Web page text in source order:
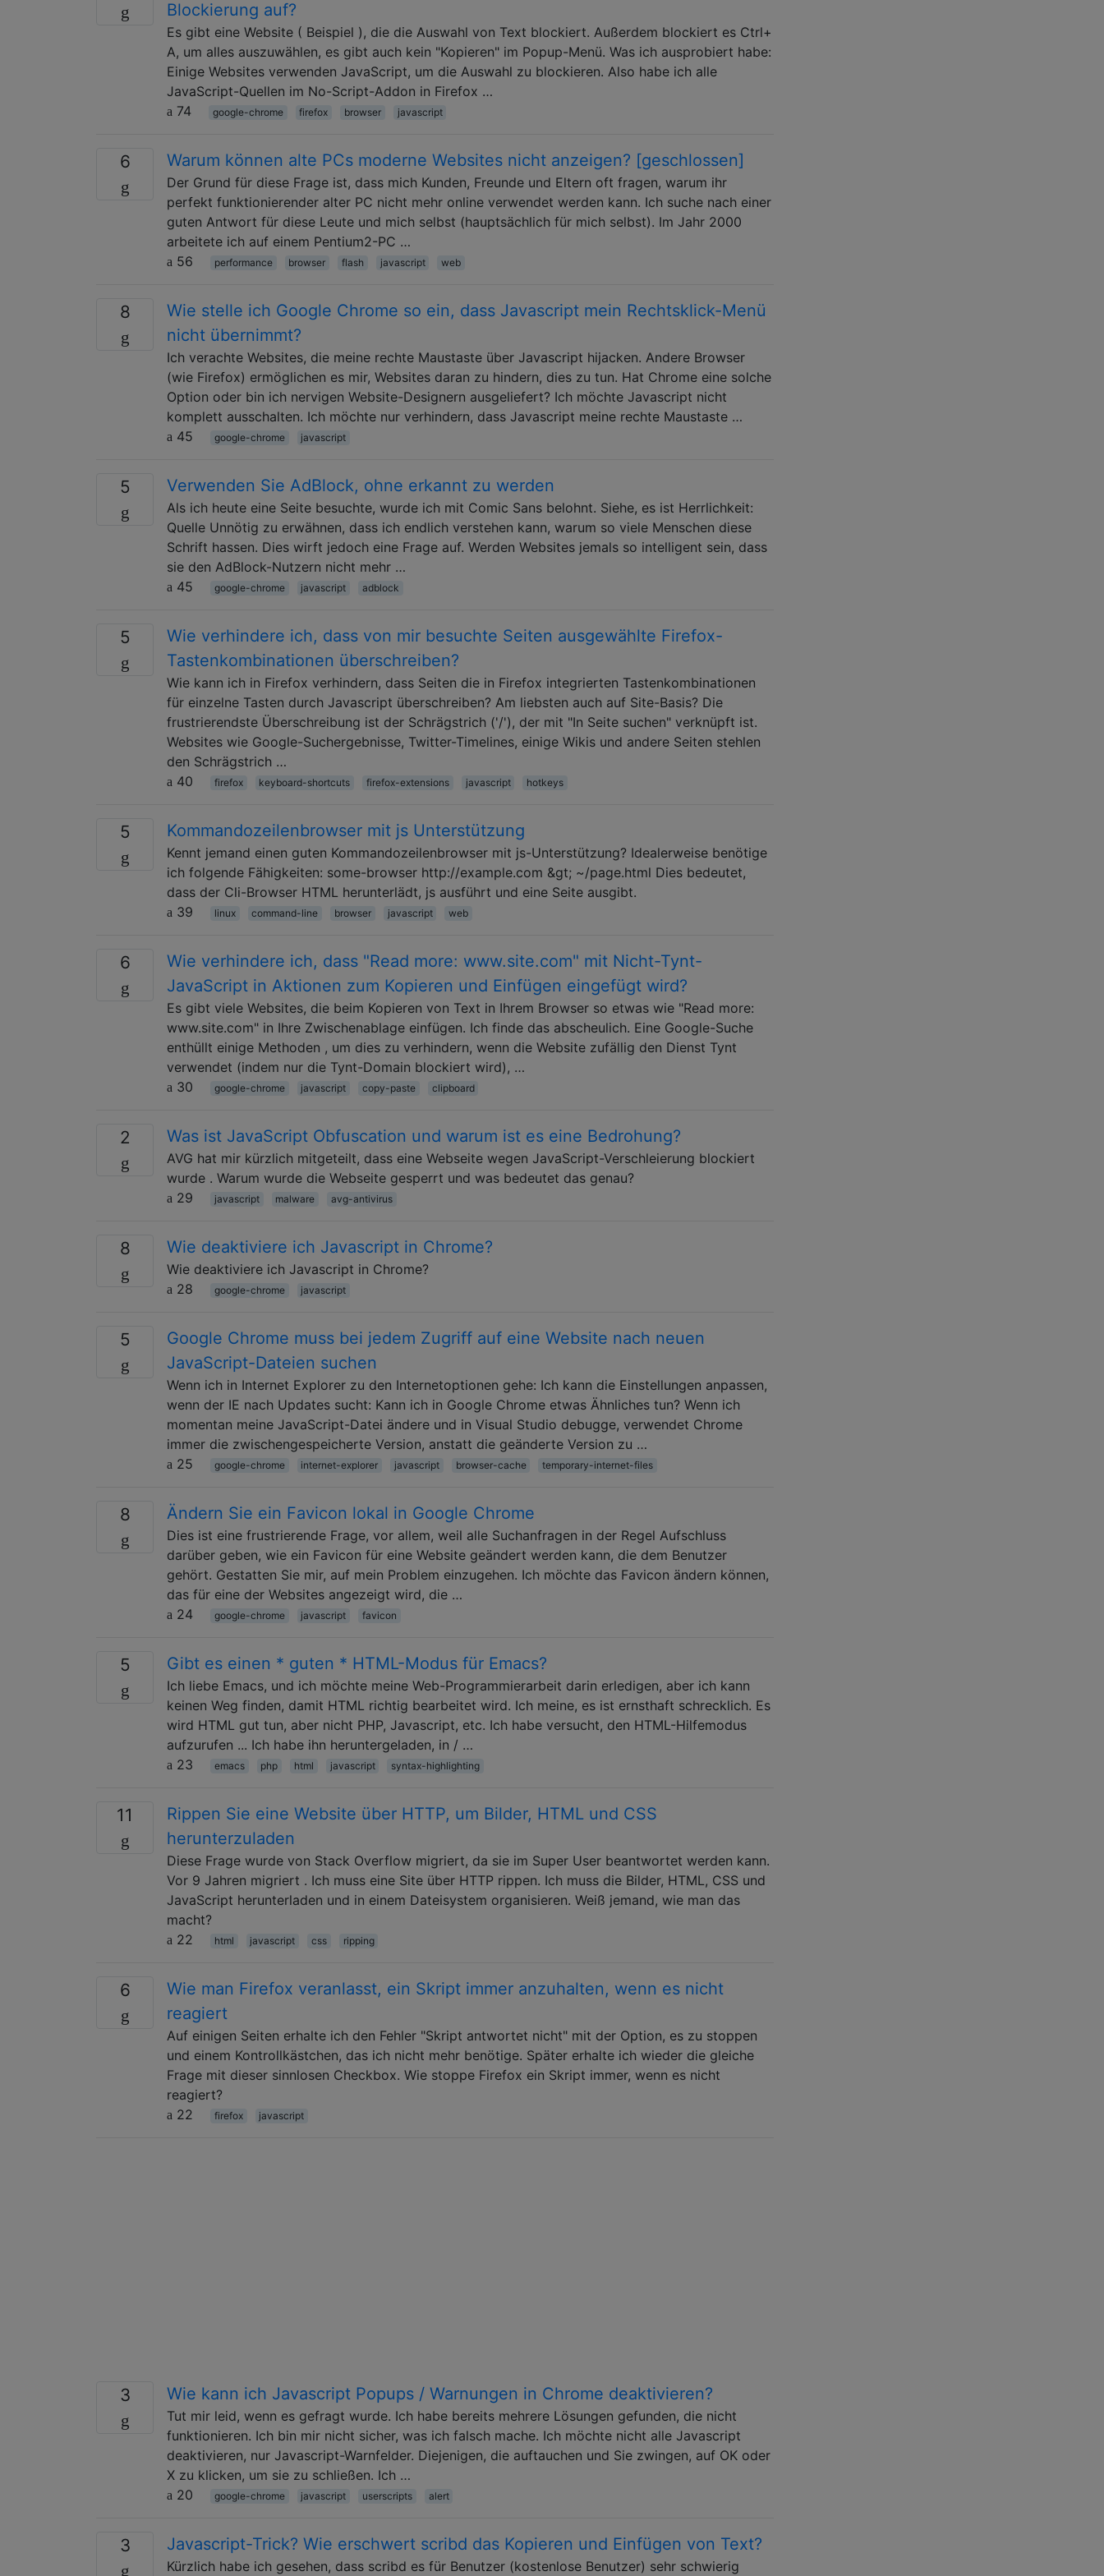
Blockierung auf?
Es gibt eine Website ( Beispiel ), die die Auswahl von Text blockiert. Außerdem blockiert es Ctrl+
A, um alles auszuwählen, es gibt auch kein "Kopieren" im Popup-Menü. Was ich ausprobiert habe:
Einige Websites verwenden JavaScript, um die Auswahl zu blockieren. Also habe ich alle
JavaScript-Quellen im No-Script-Addon in Firefox …
74
google-chrome firefox browser javascript
6 Warum können alte PCs moderne Websites nicht anzeigen? [geschlossen]
Der Grund für diese Frage ist, dass mich Kunden, Freunde und Eltern oft fragen, warum ihr
perfekt funktionierender alter PC nicht mehr online verwendet werden kann. Ich suche nach einer
guten Antwort für diese Leute und mich selbst (hauptsächlich für mich selbst). Im Jahr 2000
arbeitete ich auf einem Pentium2-PC …
56
performance browser flash javascript web
8
Wie stelle ich Google Chrome so ein, dass Javascript mein Rechtsklick-Menü
nicht übernimmt?
Ich verachte Websites, die meine rechte Maustaste über Javascript hijacken. Andere Browser
(wie Firefox) ermöglichen es mir, Websites daran zu hindern, dies zu tun. Hat Chrome eine solche
Option oder bin ich nervigen Website-Designern ausgeliefert? Ich möchte Javascript nicht
komplett ausschalten. Ich möchte nur verhindern, dass Javascript meine rechte Maustaste …
45
google-chrome javascript
5 Verwenden Sie AdBlock, ohne erkannt zu werden
Als ich heute eine Seite besuchte, wurde ich mit Comic Sans belohnt. Siehe, es ist Herrlichkeit:
Quelle Unnötig zu erwähnen, dass ich endlich verstehen kann, warum so viele Menschen diese
Schrift hassen. Dies wirft jedoch eine Frage auf. Werden Websites jemals so intelligent sein, dass
sie den AdBlock-Nutzern nicht mehr …
45
google-chrome javascript adblock
5
Wie verhindere ich, dass von mir besuchte Seiten ausgewählte Firefox-
Tastenkombinationen überschreiben?
Wie kann ich in Firefox verhindern, dass Seiten die in Firefox integrierten Tastenkombinationen
für einzelne Tasten durch Javascript überschreiben? Am liebsten auch auf Site-Basis? Die
frustrierendste Überschreibung ist der Schrägstrich ('/'), der mit "In Seite suchen" verknüpft ist.
Websites wie Google-Suchergebnisse, Twitter-Timelines, einige Wikis und andere Seiten stehlen
den Schrägstrich …
40
firefox keyboard-shortcuts firefox-extensions javascript hotkeys
5 Kommandozeilenbrowser mit js Unterstützung
Kennt jemand einen guten Kommandozeilenbrowser mit js-Unterstützung? Idealerweise benötige
ich folgende Fähigkeiten: some-browser http://example.com &gt; ~/page.html Dies bedeutet,
dass der Cli-Browser HTML herunterlädt, js ausführt und eine Seite ausgibt.
39
linux command-line browser javascript web
6
Wie verhindere ich, dass "Read more: www.site.com" mit Nicht-Tynt-
JavaScript in Aktionen zum Kopieren und Einfügen eingefügt wird?
Es gibt viele Websites, die beim Kopieren von Text in Ihrem Browser so etwas wie "Read more:
www.site.com" in Ihre Zwischenablage einfügen. Ich finde das abscheulich. Eine Google-Suche
enthüllt einige Methoden , um dies zu verhindern, wenn die Website zufällig den Dienst Tynt
verwendet (indem nur die Tynt-Domain blockiert wird), …
30
google-chrome javascript copy-paste clipboard
2 Was ist JavaScript Obfuscation und warum ist es eine Bedrohung?
AVG hat mir kürzlich mitgeteilt, dass eine Webseite wegen JavaScript-Verschleierung blockiert
wurde . Warum wurde die Webseite gesperrt und was bedeutet das genau?
29
javascript malware avg-antivirus
8 Wie deaktiviere ich Javascript in Chrome?
Wie deaktiviere ich Javascript in Chrome?
28
google-chrome javascript
5
Google Chrome muss bei jedem Zugriff auf eine Website nach neuen
JavaScript-Dateien suchen
Wenn ich in Internet Explorer zu den Internetoptionen gehe: Ich kann die Einstellungen anpassen,
wenn der IE nach Updates sucht: Kann ich in Google Chrome etwas Ähnliches tun? Wenn ich
momentan meine JavaScript-Datei ändere und in Visual Studio debugge, verwendet Chrome
immer die zwischengespeicherte Version, anstatt die geänderte Version zu …
25
google-chrome internet-explorer javascript browser-cache temporary-internet-files
8 Ändern Sie ein Favicon lokal in Google Chrome
Dies ist eine frustrierende Frage, vor allem, weil alle Suchanfragen in der Regel Aufschluss
darüber geben, wie ein Favicon für eine Website geändert werden kann, die dem Benutzer
gehört. Gestatten Sie mir, auf mein Problem einzugehen. Ich möchte das Favicon ändern können,
das für eine der Websites angezeigt wird, die …
24
google-chrome javascript favicon
5 Gibt es einen * guten * HTML-Modus für Emacs?
Ich liebe Emacs, und ich möchte meine Web-Programmierarbeit darin erledigen, aber ich kann
keinen Weg finden, damit HTML richtig bearbeitet wird. Ich meine, es ist ernsthaft schrecklich. Es
wird HTML gut tun, aber nicht PHP, Javascript, etc. Ich habe versucht, den HTML-Hilfemodus
aufzurufen ... Ich habe ihn heruntergeladen, in / …
23
emacs php html javascript syntax-highlighting
11
Rippen Sie eine Website über HTTP, um Bilder, HTML und CSS
herunterzuladen
Diese Frage wurde von Stack Overflow migriert, da sie im Super User beantwortet werden kann.
Vor 9 Jahren migriert . Ich muss eine Site über HTTP rippen. Ich muss die Bilder, HTML, CSS und
JavaScript herunterladen und in einem Dateisystem organisieren. Weiß jemand, wie man das
macht?
22
html javascript css ripping
6
Wie man Firefox veranlasst, ein Skript immer anzuhalten, wenn es nicht
reagiert
Auf einigen Seiten erhalte ich den Fehler "Skript antwortet nicht" mit der Option, es zu stoppen
und einem Kontrollkästchen, das ich nicht mehr benötige. Später erhalte ich wieder die gleiche
Frage mit dieser sinnlosen Checkbox. Wie stoppe Firefox ein Skript immer, wenn es nicht
reagiert?
22
firefox javascript
3 Wie kann ich Javascript Popups / Warnungen in Chrome deaktivieren?
Tut mir leid, wenn es gefragt wurde. Ich habe bereits mehrere Lösungen gefunden, die nicht
funktionieren. Ich bin mir nicht sicher, was ich falsch mache. Ich möchte nicht alle Javascript
deaktivieren, nur Javascript-Warnfelder. Diejenigen, die auftauchen und Sie zwingen, auf OK oder
X zu klicken, um sie zu schließen. Ich …
20
google-chrome javascript userscripts alert
3 Javascript-Trick? Wie erschwert scribd das Kopieren und Einfügen von Text?
Kürzlich habe ich gesehen, dass scribd es für Benutzer (kostenlose Benutzer) sehr schwierig